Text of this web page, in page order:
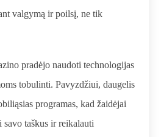
valgymą ir poilsį, ne tik
pradėjo naudoti technologijas
tobulinti. Pavyzdžiui, daugelis
programas, kad žaidėjai
savo taškus ir reikalauti